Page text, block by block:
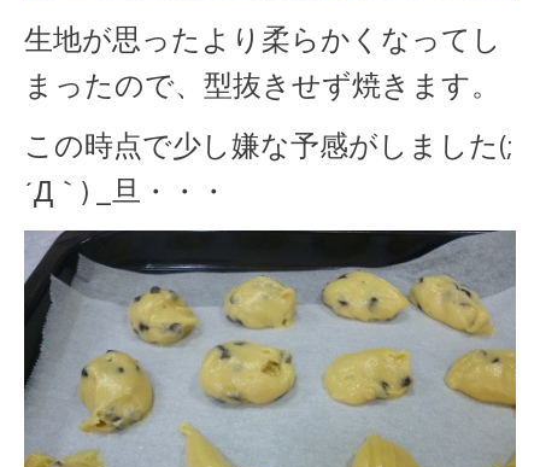
生地が思ったより柔らかくなってし
まったので、型抜きせず焼きます。
この時点で少し嫌な予感がしました(;
´Д｀) _旦・・・